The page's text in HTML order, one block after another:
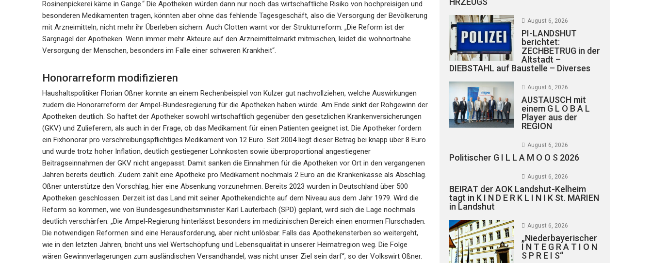
Rosinenpickerei käme in Gange.“ Die Apotheken würden dann nur noch das wirtschaftliche Risiko von hochpreisigen und
besonderen Medikamenten tragen, könnten aber ohne das fehlende Tagesgeschäft, also die Versorgung der Bevölkerung
mit Arzneimitteln, nicht mehr ihr Überleben sichern. Auch Clotten warnt vor der Strukturreform: „Die Reform ist der
Sargnagel der Apotheken. Wenn immer mehr Akteure auf den Arzneimittelmarkt mitmischen, leidet die wohnortnahe
Versorgung der Menschen, besonders im Falle einer schweren Krankheit“.
Honorarreform modifizieren
Haushaltspolitiker Florian Oßner konnte an einem Rechenbeispiel von Kulzer gut nachvollziehen, welche Auswirkungen
zudem die Honorarreform der Ampel-Bundesregierung für die Apotheken haben würde. Am Ende sinkt der Rohgewinn der
Apotheken deutlich. So haftet der Apotheker sowohl wirtschaftlich gegenüber den gesetzlichen Krankenversicherungen
(GKV) und Zulieferern, als auch in der Frage, ob das Medikament für einen Patienten geeignet ist. Die Apotheker fordern
ein Fixhonorar pro verschreibungspflichtiges Medikament von 12 Euro. Seit 2004 liegt dieser Betrag bei knapp über 8 Euro
und wurde trotz hoher Inflation, deutlich gestiegener Lohnkosten sowie überproportional angestiegener
Beitragseinnahmen der GKV nicht angepasst. Damit sanken die Einnahmen für die Apotheken vor Ort in den vergangenen
Jahren bereits deutlich. Zudem zahlt eine Apotheke pro Medikament nochmals 2 Euro an die Krankenkasse als Abschlag.
Oßner unterstütze den Vorschlag, hier eine Absenkung vorzunehmen. Bereits 2023 wurden in Deutschland über 500
Apotheken geschlossen. Derzeit ist das Land mit seiner Apothekendichte auf dem Niveau aus dem Jahr 1979. Wird die
Reform so kommen, wie von Bundesgesundheitsminister Karl Lauterbach (SPD) geplant, wird sich die Lage nochmals
deutlich verschärfen. „Die Ampel-Regierung hinterlässt besonders im medizinischen Bereich einen enormen Flurschaden.
Die notwendigen Reformen sind eine Herausforderung, aber nicht unlösbar. Falls das Apothekensterben so weitergeht,
wie in den letzten Jahren, bricht uns viel Wertschöpfung und Lebensqualität in unserer Heimatregion weg. Die Folge
wären Gewinnverlagerungen zum ausländischen Versandhandel, was nicht unser Ziel sein darf“, so der Volkswirt Oßner.
August 6, 2026
PI-LANDSHUT
berichtet:
ZECHBETRUG in der
Altstadt –
DIEBSTAHL auf Baustelle – Diverses
August 6, 2026
AUSTAUSCH mit
einem G L O B A L
Player aus der
REGION
August 6, 2026
Politischer G I L L A M O O S 2026
August 6, 2026
BEIRAT der AOK Landshut-Kelheim
tagt in K I N D E R K L I N I K St. MARIEN
in Landshut
August 6, 2026
„Niederbayerischer
I N T E G R A T I O N
S P R E I S“